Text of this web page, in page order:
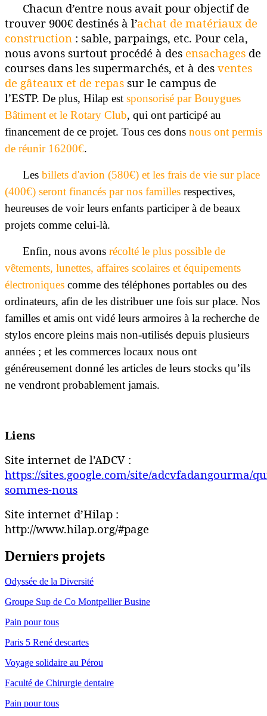
Chacun d’entre nous avait pour objectif de
trouver 900€ destinés à l’achat de matériaux de
construction : sable, parpaings, etc. Pour cela,
nous avons surtout procédé à des ensachages de
courses dans les supermarchés, et à des ventes
de gâteaux et de repas sur le campus de
l’ESTP. De plus, Hilap est sponsorisé par Bouygues
Bâtiment et le Rotary Club, qui ont participé au
financement de ce projet. Tous ces dons nous ont permis
de réunir 16200€.
Les billets d'avion (580€) et les frais de vie sur place
(400€) seront financés par nos familles respectives,
heureuses de voir leurs enfants participer à de beaux
projets comme celui-là.
Enfin, nous avons récolté le plus possible de
vêtements, lunettes, affaires scolaires et équipements
électroniques comme des téléphones portables ou des
ordinateurs, afin de les distribuer une fois sur place. Nos
familles et amis ont vidé leurs armoires à la recherche de
stylos encore pleins mais non-utilisés depuis plusieurs
années ; et les commerces locaux nous ont
généreusement donné les articles de leurs stocks qu’ils
ne vendront probablement jamais.
Liens
Site internet de l’ADCV :
https://sites.google.com/site/adcvfadangourma/
sommes-nous
Site internet d’Hilap :
http://www.hilap.org/#page
Derniers projets
Odyssée de la Diversité
Groupe Sup de Co Montpellier Busine
Pain pour tous
Paris 5 René descartes
Voyage solidaire au Pérou
Faculté de Chirurgie dentaire
Pain pour tous